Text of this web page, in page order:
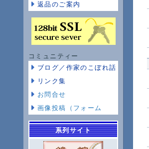
返品のご案内
コミュニティー
ブログ／作家のこぼれ話
リンク集
お問合せ
画像投稿（フォーム
系列サイト